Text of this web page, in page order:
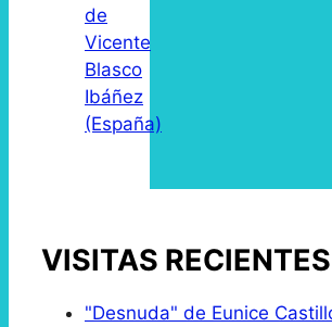
de
Vicente
Blasco
Ibáñez
(España)
VISITAS RECIENTES
"Desnuda" de Eunice